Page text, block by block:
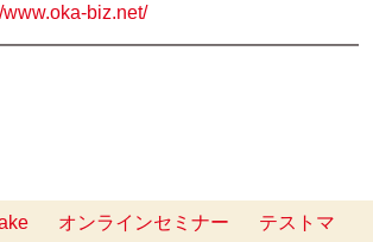
www.oka-biz.net/
オンラインセミナー
テストマ